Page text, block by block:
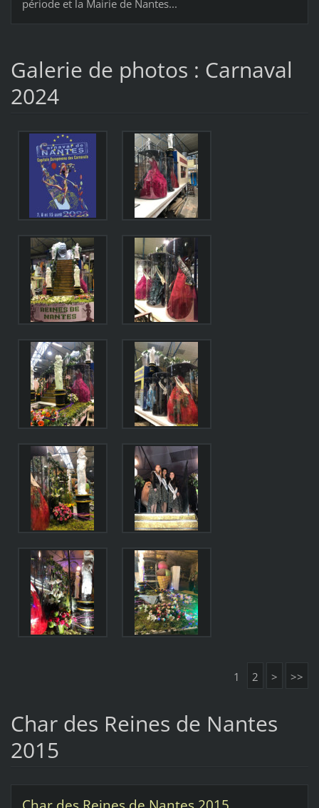
période et la Mairie de Nantes...
Galerie de photos : Carnaval
2024
1 2 > >>
Char des Reines de Nantes
2015